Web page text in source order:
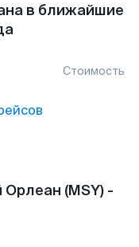
в ближайшие
Стоимость
(MSY) -